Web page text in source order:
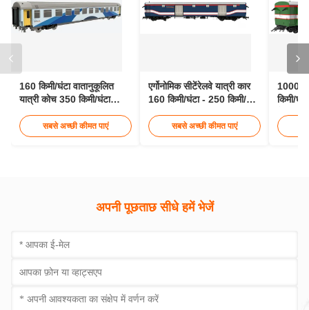
160 किमी/घंटा वातानुकूलित
यात्री कोच 350 किमी/घंटा
सबसे अच्छी कीमत पाएं
एर्गोनोमिक सीटेंरेलवे यात्री कार
160 किमी/घंटा - 250 किमी/घंटा
सबसे अच्छी कीमत पाएं
1000
किमी/
अपनी पूछताछ सीधे हमें भेजें